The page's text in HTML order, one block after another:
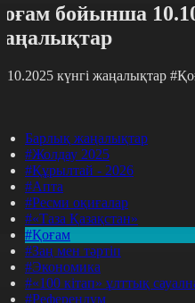
бойынша
күнгі жаңалықтар
Барлық жаңалықтар
#Жолдау 2025
#Құрылтай - 2026
#Апта
#Ресми оқиғалар
#«Таза Қазақстан»
#Қоғам
#Заң мен тәртіп
#Экономика
#«100 кітап» ұлттық
#Референдум